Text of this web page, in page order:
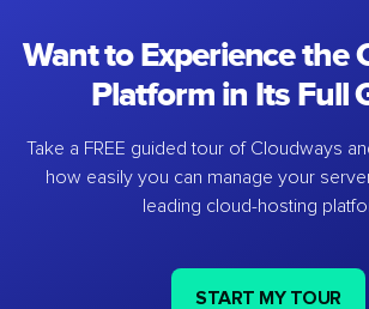
Want to Experience the
Platform in Its Full
Take a FREE guided tour of Cloudways
how easily you can manage your
leading cloud-hosting
START MY TOUR